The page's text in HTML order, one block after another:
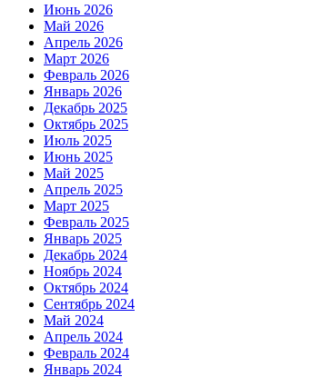
Июнь 2026
Май 2026
Апрель 2026
Март 2026
Февраль 2026
Январь 2026
Декабрь 2025
Октябрь 2025
Июль 2025
Июнь 2025
Май 2025
Апрель 2025
Март 2025
Февраль 2025
Январь 2025
Декабрь 2024
Ноябрь 2024
Октябрь 2024
Сентябрь 2024
Май 2024
Апрель 2024
Февраль 2024
Январь 2024